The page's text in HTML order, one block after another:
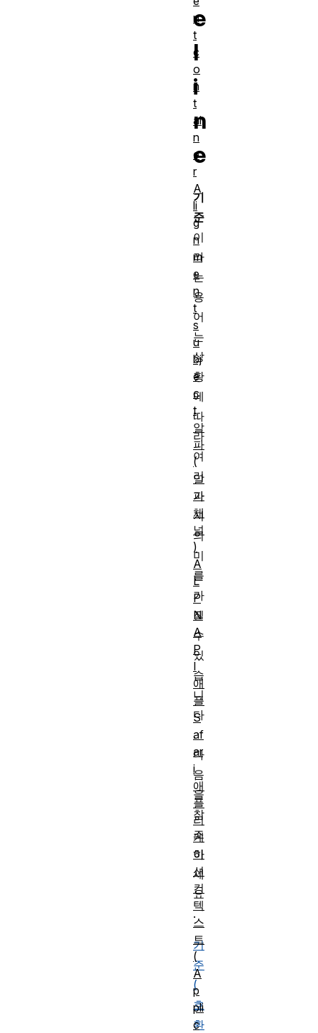
e
l
i
n
e
기
준
이
라
는
용
어
는
상
황
에
따
라
여
러
가
지
의
미
를
가
질
수
있
습
니
다
.
다
음
을
참
조
하
세
요
.
기
준
(
호
환
n
t
c
o
n
t
ai
n
e
r
A
li
g
n
m
e
n
t
s
u
bj
e
c
t
알
파
(
알
파
채
널
)
A
L
P
N
A
P
I
애
플
S
af
ar
i
애
플
리
케
이
션
컨
텍
스
트
(
A
p
pli
c